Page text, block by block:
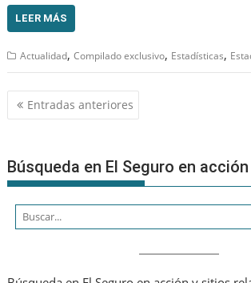
LEER MÁS
Actualidad,Compilado exclusivo, Estadísticas,
Navegación
de
Entradas anteriores
Búsqueda en El Seguro en acción